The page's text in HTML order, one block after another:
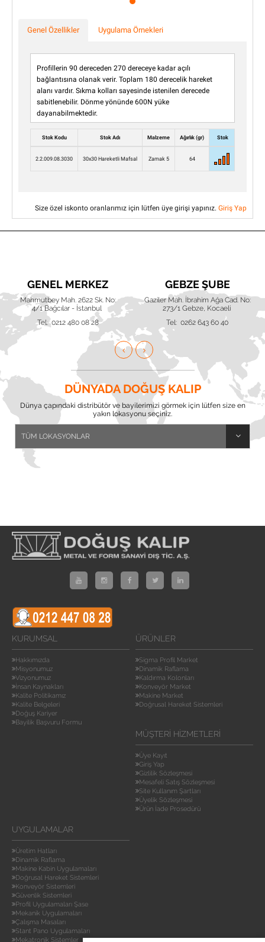
Genel Özellikler Uygulama Örnekleri
Profillerin 90 dereceden 270 dereceye kadar açılı
bağlantısına olanak verir. Toplam 180 derecelik hareket
alanı vardır. Sıkma kolları sayesinde istenilen derecede
sabitlenebilir. Dönme yönünde 600N yüke
dayanabilmektedir.
Stok Kodu Stok Adı Malzeme Ağırlık (gr) Stok
2.2.009.08.3030 30x30 Hareketli Mafsal Zamak 5 64
Size özel iskonto oranlarımız için lütfen üye girişi yapınız. Giriş Yap
GENEL MERKEZ
Mahmutbey Mah. 2622 Sk. No:
4/1 Bağcılar - İstanbul
Tel: 0212 480 08 28
GEBZE ŞUBE
Gaziler Mah. İbrahim Ağa Cad. No:
273/1 Gebze, Kocaeli
Tel: 0262 643 60 40
DÜNYADA DOĞUŞ KALIP
Dünya çapındaki distribütör ve bayilerimizi görmek için lütfen size en
yakın lokasyonu seçiniz.
KURUMSAL
Hakkımızda
Misyonumuz
Vizyonumuz
İnsan Kaynakları
Kalite Politikamız
Kalite Belgeleri
Doğuş Kariyer
Bayilik Başvuru Formu
ÜRÜNLER
Sigma Profil Market
Dinamik Raflama
Kaldırma Kolonları
Konveyör Market
Makine Market
Doğrusal Hareket Sistemleri
MÜŞTERI HIZMETLERI
Üye Kayıt
Giriş Yap
Gizlilik Sözleşmesi
Mesafeli Satış Sözleşmesi
Site Kullanım Şartları
Üyelik Sözleşmesi
Ürün İade Prosedürü
UYGULAMALAR
Üretim Hatları
Dinamik Raflama
Makine Kabin Uygulamaları
Doğrusal Hareket Sistemleri
Konveyör Sistemleri
Güvenlik Sistemleri
Profil Uygulamaları Şase
Mekanik Uygulamaları
Çalışma Masaları
Stant Pano Uygulamaları
Mekatronik Sistemler